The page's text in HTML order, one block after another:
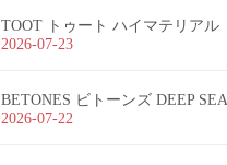
TOOT トゥート ハイマテリアル
2026-07-23
BETONES ビトーンズ DEEP
2026-07-22